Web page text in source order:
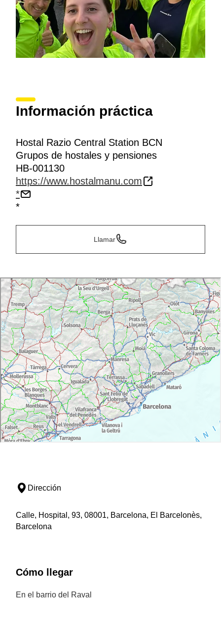
Información práctica
Hostal Razio Central Station BCN
Grupos de hostales y pensiones
HB-001130
https://www.hostalmanu.com
*
*
Llamar
Dirección
Calle, Hospital, 93, 08001, Barcelona, El Barcelonès,
Barcelona
Cómo llegar
En el barrio del Raval